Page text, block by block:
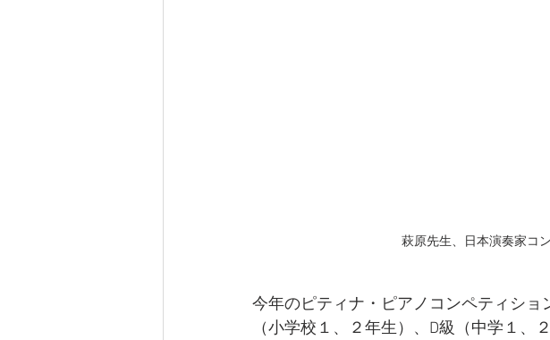
萩原先生、日本演奏家コ
今年のピティナ・ピアノコンペティシ
（小学校１、２年生）、D級（中学１